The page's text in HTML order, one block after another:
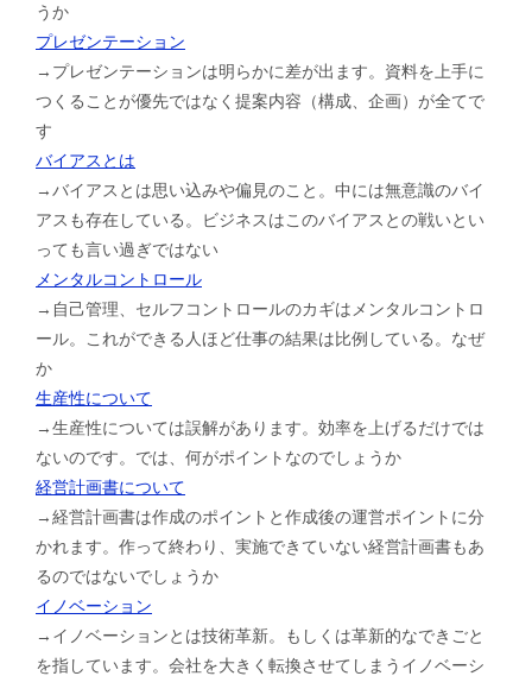
うか
プレゼンテーション
→プレゼンテーションは明らかに差が出ます。資料を上手に
つくることが優先ではなく提案内容（構成、企画）が全てで
す
バイアスとは
→バイアスとは思い込みや偏見のこと。中には無意識のバイ
アスも存在している。ビジネスはこのバイアスとの戦いとい
っても言い過ぎではない
メンタルコントロール
→自己管理、セルフコントロールのカギはメンタルコントロ
ール。これができる人ほど仕事の結果は比例している。なぜ
か
生産性について
→生産性については誤解があります。効率を上げるだけでは
ないのです。では、何がポイントなのでしょうか
経営計画書について
→経営計画書は作成のポイントと作成後の運営ポイントに分
かれます。作って終わり、実施できていない経営計画書もあ
るのではないでしょうか
イノベーション
→イノベーションとは技術革新。もしくは革新的なできごと
を指しています。会社を大きく転換させてしまうイノベーシ